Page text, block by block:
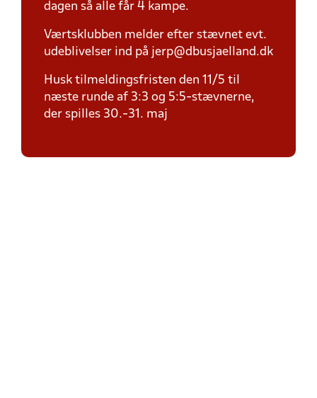
dagen så alle får 4 kampe.
Værtsklubben melder efter stævnet evt.
udeblivelser ind på jerp@dbusjaelland.dk
Husk tilmeldingsfristen den 11/5 til
næste runde af 3:3 og 5:5-stævnerne,
der spilles 30.-31. maj